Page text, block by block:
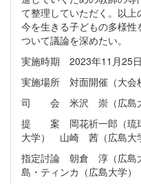
て整理していただく。以上
今を生きる子どもの多様
ついて議論を深めたい。
実施時期 2023年11月25
実施場所 対面開催（大会
司 会 米沢 崇（広島大
提 案 岡花祈一郎（琉
大学） 山崎 茜（広島大
指定討論 朝倉 淳（広島
島・ティンカ（広島大学）